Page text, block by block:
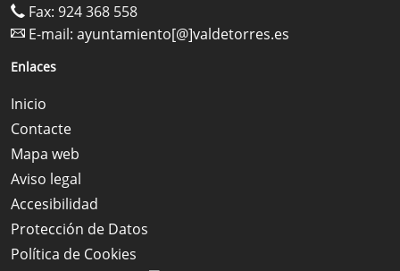
Fax: 924 368 558
E-mail: ayuntamiento[@]valdetorres.es
Enlaces
Inicio
Contacte
Mapa web
Aviso legal
Accesibilidad
Protección de Datos
Política de Cookies